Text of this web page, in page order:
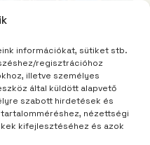
információkat, sütiket stb.
regisztrációhoz
illetve személyes
által küldött alapvető
szabott hirdetések és
nézettségi
kifejlesztéséhez és azok